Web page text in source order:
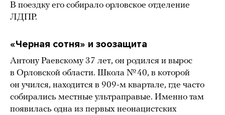
В поездку его собирало орловское отделение
ЛДПР.
«Черная сотня» и зоозащита
Антону Раевскому 37 лет, он родился и вырос
в Орловской области. Школа № 40, в которой
он учился, находится в 909-м квартале, где часто
собирались местные ультраправые. Именно там
появилась одна из первых неонацистских